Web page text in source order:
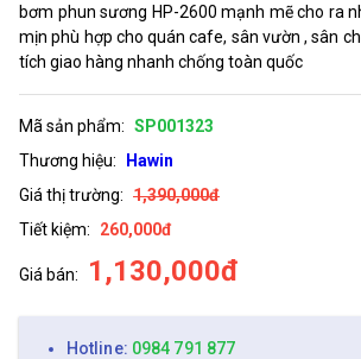
bơm phun sương HP-2600 mạnh mẽ cho ra
mịn phù hợp cho quán cafe, sân vườn , sân
tích giao hàng nhanh chống toàn quốc
Mã sản phẩm: SP001323
Thương hiệu:
Hawin
Giá thị trường: 1,390,000đ
Tiết kiệm:
260,000đ
Giá bán: 1,130,000đ
Hotline: 0984 791 877